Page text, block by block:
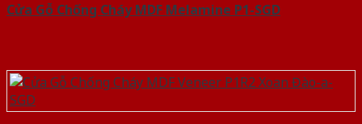
Cửa Gỗ Chống Cháy MDF Melamine P1-SGD